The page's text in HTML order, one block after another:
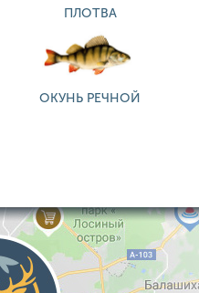
ПЛОТВА
ОКУНЬ РЕЧНОЙ